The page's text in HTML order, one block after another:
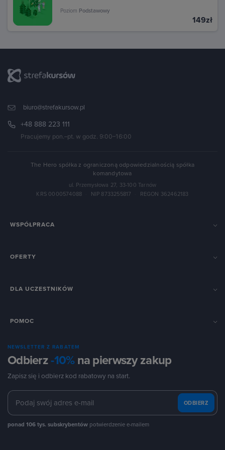
Poziom Podstawowy
149zł
biuro@strefakursow.pl
+48 888 223 111
Pracujemy pon.–pt. w godz. 9:00–16:00
The Hero spółka z ograniczoną odpowiedzialnością spółka
komandytowa
ul. Przemysłowa 27, 33-100 Tarnów
KRS 0000574088
NIP 8733255817 REGON 362462183
WSPÓŁPRACA
OFERTY
DLA UCZESTNIKÓW
POMOC
NEWSLETTER Z RABATEM
Odbierz-10%na pierwszy zakup
Zapisz się i odbierz kod rabatowy na start.
ODBIERZ
ponad 106 tys. subskrybentów potwierdzenie e-mailem